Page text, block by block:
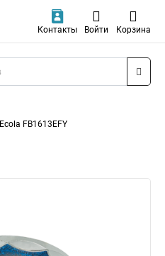
Контакты Войти Корзина
Ecola FB1613EFY